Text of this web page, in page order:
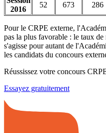
2016
52 673 286
Pour le CRPE externe,
pas la plus favorable : le taux
s'agisse pour autant de
les candidats du concours
Réussissez votre concours
Essayez gratuitement